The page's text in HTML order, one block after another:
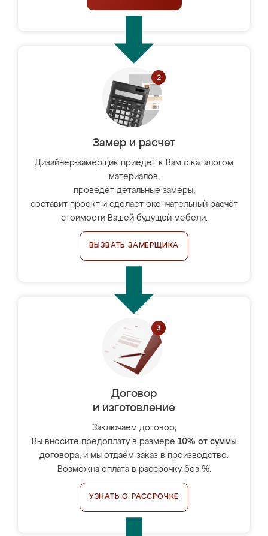
Замер и расчет
Дизайнер-замерщик приедет к Вам с каталогом
материалов,
проведёт детальные замеры,
составит проект и сделает окончательный расчёт
стоимости Вашей будущей мебели.
ВЫЗВАТЬ ЗАМЕРЩИКА
Договор
и изготовление
Заключаем договор,
Вы вносите предоплату в размере 10% от суммы
договора, и мы отдаём заказ в производство.
Возможна оплата в рассрочку без %.
УЗНАТЬ О РАССРОЧКЕ